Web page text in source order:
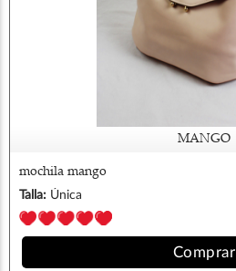
MANGO
mochila mango
Talla: Única
Comprar